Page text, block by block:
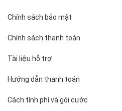
Chính sách bảo mật
Chính sách thanh toán
Tài liệu hỗ trợ
Hướng dẫn thanh toán
Cách tính phí và gói cước